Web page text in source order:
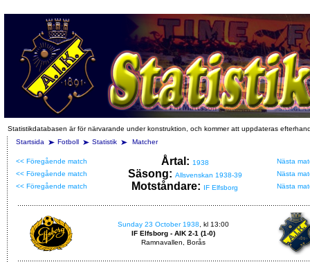
Statistikdatabasen är för närvarande under konstruktion, och kommer att uppdateras
Startsida
Fotboll Statistik Matcher
<< Föregående match Årtal: 1938
Nästa
<< Föregående match
Säsong: Allsvenskan 1938-39
Nästa
<< Föregående match
Motståndare: IF Elfsborg Nästa
Sunday 23 October 1938 , kl 13:00
IF Elfsborg - AIK 2-1 (1-0)
Ramnavallen, Borås